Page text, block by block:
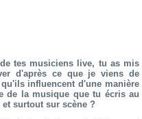
tes musiciens live, tu as mis
d'après ce que je viens de
influencent d'une manière
de la musique que tu écris au
surtout sur scène ?